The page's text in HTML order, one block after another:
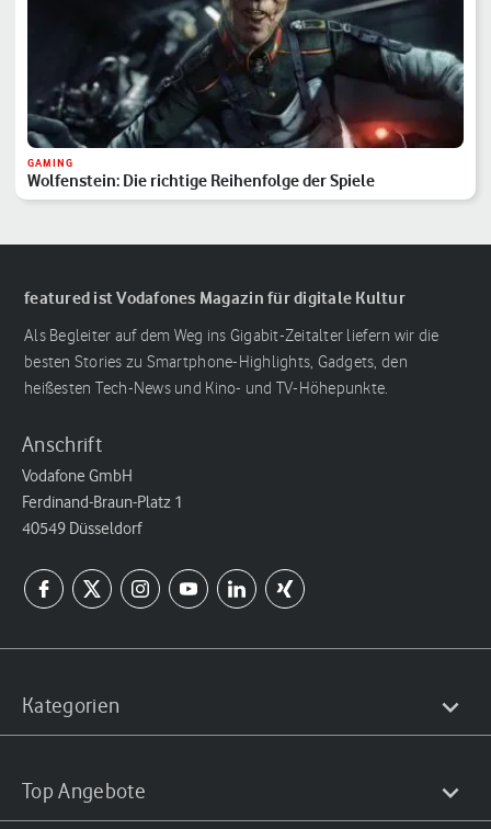
GAMING
Wolfenstein: Die richtige Reihenfolge der Spiele
featured ist Vodafones Magazin für digitale Kultur
Als Begleiter auf dem Weg ins Gigabit-Zeitalter liefern wir die
besten Stories zu Smartphone-Highlights, Gadgets, den
heißesten Tech-News und Kino- und TV-Höhepunkte.
Anschrift
Vodafone GmbH
Ferdinand-Braun-Platz 1
40549 Düsseldorf
Kategorien
Top Angebote